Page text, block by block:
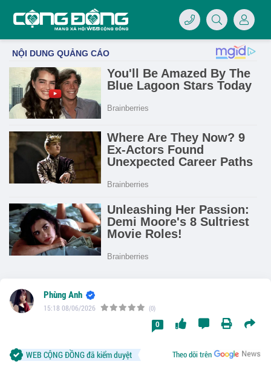
Phùng Anh
15:18 08/06/2026 (0)
0
Theo dõi trên
WEB CỘNG ĐỒNG đã kiểm duyệt
07/LOGO-